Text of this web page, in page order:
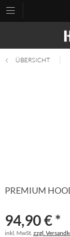
ÜBERSICHT
PREMIUM
94,90 € *
inkl. MwSt. zzgl.